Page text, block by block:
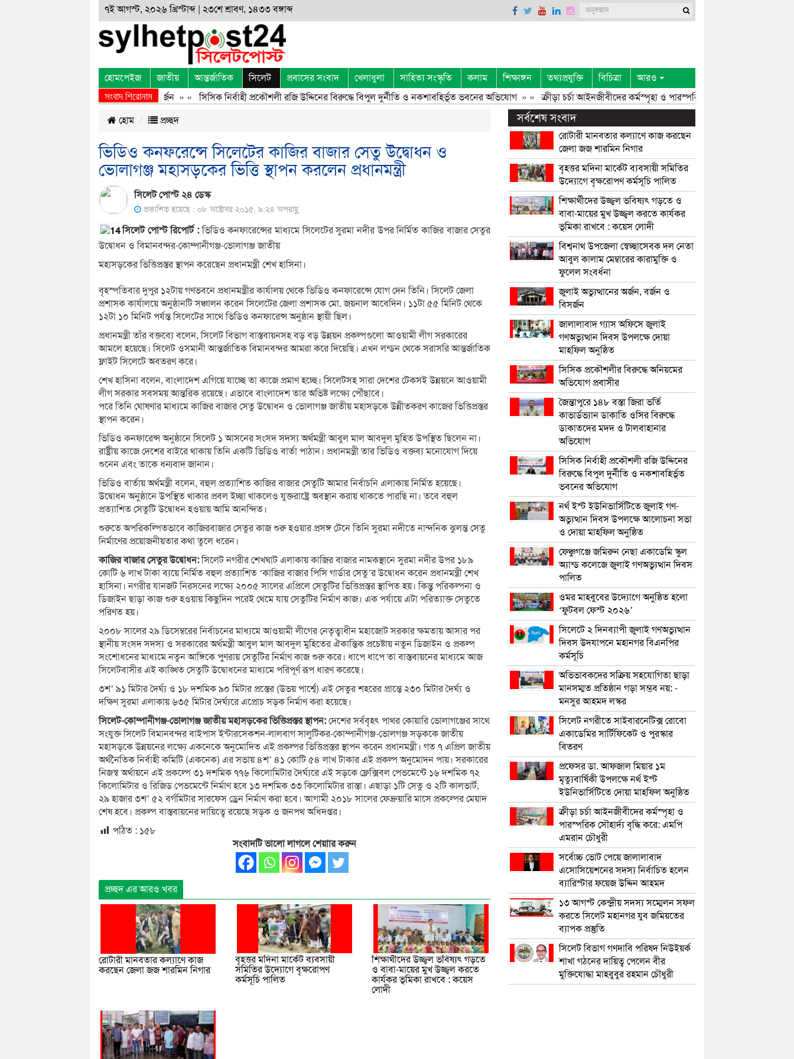
৭ই আগস্ট, ২০২৬ খ্রিস্টাব্দ | ২৩শে শ্রাবণ, ১৪৩৩ বঙ্গাব্দ
হোমপেইজ জাতীয় আন্তর্জাতিক সিলেট প্রবাসের সংবাদ খেলাধুলা সাহিত্য সংস্কৃতি কলাম শিক্ষাঙ্গন তথ্যপ্রযুক্তি বিচিত্রা আরও
সংবাদ শিরোনাম
জুলাই অভ্যুত্থানের অর্জন, বর্জন ও বিসর্জন » « সিসিক নির্বাহী প্রকৌশলী রজি উদ্দিনের বিরুদ্ধে বিপুল দুর্নীতি ও নকশাবহির্ভূত ভবনের অভিযোগ» « ক্রীড়া চর্চা আইনজীবীদের কর্মস্পৃহা ও পারস্পরিক সৌহার্দ্য বৃদ্ধি করে: এমপি
হোম
প্রচ্ছদ
ভিডিও কনফরেন্সে সিলেটের কাজির বাজার সেতু উদ্বোধন ও
ভোলাগঞ্জ মহাসড়কের ভিত্তি স্থাপন করলেন প্রধানমন্ত্রী
সিলেট পোস্ট ২৪ ডেস্ক
প্রকাশিত হয়েছে : ০৮ অক্টোবর ২০১৫, ৯:২৪ অপরাহ্ণ
সিলেট পোস্ট রিপোর্ট : ভিডিও কনফারেন্সের মাধ্যমে সিলেটের সুরমা নদীরউপর নির্মিত কাজির বাজার সেতুর
উদ্বোধন ও বিমানবন্দর-কোম্পানীগঞ্জ-ভোলাগঞ্জ জাতীয়
মহাসড়কের ভিত্তিপ্রস্তর স্থাপন করেছেন প্রধানমন্ত্রী শেখ হাসিনা।
বৃহস্পতিবার দুপুর ১২টায় গণভবনে প্রধানমন্ত্রীর কার্যালয় থেকে ভিডিও কনফারেন্সে যোগ দেন তিনি। সিলেট জেলা
প্রশাসক কার্যালয়ে অনুষ্ঠানটি সঞ্চালন করেন সিলেটের জেলা প্রশাসক মো. জয়নাল আবেদিন। ১১টা ৫৫ মিনিট থেকে
১২টা ১০ মিনিট পর্যন্ত সিলেটের সাথে ভিডিও কনফারেন্স অনুষ্ঠান স্থায়ী ছিল।
প্রধানমন্ত্রী তাঁর বক্তব্যে বলেন, সিলেট বিভাগ বাস্তবায়নসহ বড় বড় উন্নয়ন প্রকল্পগুলো আওয়ামী লীগ সরকারের
আমলে হয়েছে। সিলেট ওসমানী আন্তর্জাতিক বিমানবন্দর আমরা করে দিয়েছি। এখন লন্ডন থেকে সরাসরি আন্তর্জাতিক
ফ্লাইট সিলেটে অবতরণ করে।
শেখ হাসিনা বলেন, বাংলাদেশ এগিয়ে যাচ্ছে তা কাজে প্রমাণ হচ্ছে। সিলেটসহ সারা দেশের টেকসই উন্নয়নে আওয়ামী
লীগ সরকার সবসময় আন্তরিক রয়েছে। এভাবে বাংলাদেশ তার অভিষ্ট লক্ষ্যে পৌঁছাবে।
পরে তিনি ঘোষণার মাধ্যমে কাজির বাজার সেতু উদ্বোধন ও ভোলাগঞ্জ জাতীয় মহাসড়কে উন্নীতকরণ কাজের ভিত্তিপ্রস্তর
স্থাপন করেন।
ভিডিও কনফারেন্স অনুষ্ঠানে সিলেট ১ আসনের সংসদ সদস্য অর্থমন্ত্রী আবুল মাল আবদুল মুহিত উপস্থিত ছিলেন না।
রাষ্ট্রীয় কাজে দেশের বাইরে থাকায় তিনি একটি ভিডিও বার্তা পাঠান। প্রধানমন্ত্রী তার ভিডিও বক্তব্য মনোযোগ দিয়ে
শুনেন এবং তাকে ধন্যবাদ জানান।
ভিডিও বার্তায় অর্থমন্ত্রী বলেন, বহুল প্রত্যাশিত কাজির বাজার সেতুটি আমার নির্বাচনি এলাকায় নির্মিত হয়েছে।
উদ্বোধন অনুষ্ঠানে উপস্থিত থাকার প্রবল ইচ্ছা থাকলেও যুক্তরাষ্ট্রে অবস্থান করায় থাকতে পারছি না। তবে বহুল
প্রত্যাশিত সেতুটি উদ্বোধন হওয়ায় আমি আনন্দিত।
শুরুতে অপরিকল্পিতভাবে কাজিরবাজার সেতুর কাজ শুরু হওয়ার প্রসঙ্গ টেনে তিনি সুরমা নদীতে নান্দনিক ঝুলন্ত সেতু
নির্মাণের প্রয়োজনীয়তার কথা তুলে ধরেন।
কাজির বাজার সেতুর উদ্বোধন:সিলেট নগরীর শেখঘাট এলাকায় কাজির বাজার নামকস্থানে সুরমা নদীর উপর ১৮৯
কোটি ৬ লাখ টাকা ব্যয়ে নির্মিত বহুল প্রত্যাশিত ‘কাজির বাজার পিসি গার্ডার সেতু’র উদ্বোধন করেন প্রধানমন্ত্রী শেখ
হাসিনা। নগরীর যানজট নিরসনের লক্ষ্যে ২০০৫ সালের এপ্রিলে সেতুটির ভিত্তিপ্রস্তর স্থাপিত হয়। কিন্তু পরিকল্পনা ও
ডিজাইন ছাড়া কাজ শুরু হওয়ায় কিছুদিন পরেই থেমে যায় সেতুটির নির্মাণ কাজ। এক পর্যায়ে এটা পরিত্যাক্ত সেতুতে
পরিণত হয়।
২০০৮ সালের ২৯ ডিসেম্বরের নির্বাচনের মাধ্যমে আওয়ামী লীগের নেতৃত্বাধীন মহাজোট সরকার ক্ষমতায় আসার পর
স্থানীয় সংসদ সদস্য ও সরকারের অর্থমন্ত্রী আবুল মাল আবদুল মুহিতের ঐকান্তিক প্রচেষ্টায় নতুন ডিজাইন ও প্রকল্প
সংশোধনের মাধ্যমে নতুন আঙ্গিকে পুণরায় সেতুটির নির্মাণ কাজ শুরু করে। ধাপে ধাপে তা বাস্তবায়নের মাধ্যমে আজ
সিলেটবাসীর এই কাঙ্খিত সেতুটি উদ্বোধনের মাধ্যমে পরিপূর্ণ রূপ ধারণ করেছে।
৩শ’ ৯১ মিটার দৈর্ঘ্য ও ১৮ দশমিক ৯০ মিটার প্রস্তের (উভয় পার্শ্বে) এই সেতুর শহরের প্রান্তে ২৩০ মিটার দৈর্ঘ্য ও
দক্ষিণ সুরমা এলাকায় ৬৩৫ মিটার দৈর্ঘ্যরে এপ্রোচ সড়ক নির্মাণ করা হয়েছে।
সিলেট-কোম্পানীগঞ্জ-ভোলাগঞ্জ জাতীয় মহাসড়কের ভিত্তিপ্রস্তর স্থাপন: দেশের সর্ববৃহৎ পাথর কোয়ারি ভোলাগঞ্জের সাথে
সংযুক্ত সিলেট বিমানবন্দর বাইপাস ইন্টারসেকশন-লালবাগ সালুটিকর-কোম্পানীগঞ্জ-ভোলগঞ্জ সড়ককে জাতীয়
মহাসড়কে উন্নয়নের লক্ষ্যে একনেকে অনুমোদিত এই প্রকল্পর ভিত্তিপ্রস্তর স্থাপন করেন প্রধানমন্ত্রী। গত ৭ এপ্রিল জাতীয়
অর্থনৈতিক নির্বাহী কমিটি (একনেক) এর সভায় ৪শ’ ৪১ কোটি ৫৪ লাখ টাকার এই প্রকল্প অনুমোদন পায়। সরকারের
নিজস্ব অর্থায়নে এই প্রকল্পে ৩১ দশমিক ৭৭৬ কিলোমিটার দৈর্ঘ্যরে এই সড়কে ফ্লেক্সিবল পেভমেন্টে ১৬ দশমিক ৭২
কিলোমিটার ও রিজিড পেভমেন্টে নির্মাণ হবে ১৩ দশমিক ৩৩ কিলোমিটার রাস্তা। এছাড়া ১টি সেতু ও ২টি কালভার্ট,
২৯ হাজার ৩শ’ ৫২ বর্গমিটার সারফেস ড্রেন নির্মাণ করা হবে। আগামী ২০১৮ সালের ফেব্রুয়ারি মাসে প্রকল্পের মেয়াদ
শেষ হবে। প্রকল্প বাস্তবায়নের দায়িত্বে রয়েছে সড়ক ও জনপথ অধিদপ্তর।
পঠিত : ১৫৮
সংবাদটি ভালো লাগলে শেয়াার করুন
প্রচ্ছদ এর আরও খবর
রোটারী মানবতার কল্যাণে কাজ
করছেন জেলা জজ শারমিন নিগার
বৃহত্তর মদিনা মার্কেট ব্যবসায়ী
সমিতির উদ্যোগে বৃক্ষরোপণ
কর্মসূচি পালিত
শিক্ষার্থীদের উজ্জ্বল ভবিষ্যৎ গড়তে
ও বাবা-মায়ের মুখ উজ্জ্বল করতে
কার্যকর ভূমিকা রাখবে : কয়েস
লোদী
সর্বশেষ সংবাদ
রোটারী মানবতার কল্যাণে কাজ করছেন
জেলা জজ শারমিন নিগার
বৃহত্তর মদিনা মার্কেট ব্যবসায়ী সমিতির
উদ্যোগে বৃক্ষরোপণ কর্মসূচি পালিত
শিক্ষার্থীদের উজ্জ্বল ভবিষ্যৎ গড়তে ও
বাবা-মায়ের মুখ উজ্জ্বল করতে কার্যকর
ভূমিকা রাখবে : কয়েস লোদী
বিশ্বনাথ উপজেলা স্বেচ্ছাসেবক দল নেতা
আবুল কালাম মেম্বারের কারামুক্তি ও
ফুলেল সংবর্ধনা
জুলাই অভ্যুত্থানের অর্জন, বর্জন ও
বিসর্জন
জালালাবাদ গ্যাস অফিসে জুলাই
গণঅভ্যুত্থান দিবস উপলক্ষে দোয়া
মাহফিল অনুষ্ঠিত
সিসিক প্রকৌশলীর বিরুদ্ধে অনিয়মের
অভিযোগ প্রবাসীর
জৈন্তাপুরে ১৪৮ বস্তা জিরা ভর্তি
কাভার্ডভ্যান ডাকাতি ওসির বিরুদ্ধে
ডাকাতদের মদদ ও টালবাহানার
অভিযোগ
সিসিক নির্বাহী প্রকৌশলী রজি উদ্দিনের
বিরুদ্ধে বিপুল দুর্নীতি ও নকশাবহির্ভূত
ভবনের অভিযোগ
নর্থ ইস্ট ইউনিভার্সিটিতে জুলাই গণ-
অভ্যুত্থান দিবস উপলক্ষে আলোচনা সভা
ও দোয়া মাহফিল অনুষ্ঠিত
ফেঞ্চুগঞ্জে জমিরুন নেছা একাডেমি স্কুল
অ্যান্ড কলেজে জুলাই গণঅভ্যুত্থান দিবস
পালিত
ওমর মাহবুবের উদ্যোগে অনুষ্ঠিত হলো
‘ফুটবল ফেস্ট ২০২৬’
সিলেটে ২ দিনব্যাপী জুলাই গণঅভ্যুত্থান
দিবস উদযাপনে মহানগর বিএনপির
কর্মসূচি
অভিভাবকদের সক্রিয় সহযোগিতা ছাড়া
মানসম্মত প্রতিষ্ঠান গড়া সম্ভব নয়: -
মনসুর আহমদ লস্কর
সিলেট নগরীতে সাইবারনেটিক্স রোবো
একাডেমির সার্টিফিকেট ও পুরস্কার
বিতরণ
প্রফেসর ডা. আফজাল মিয়ার ১ম
মৃত্যুবার্ষিকী উপলক্ষে নর্থ ইস্ট
ইউনিভার্সিটিতে দোয়া মাহফিল অনুষ্ঠিত
ক্রীড়া চর্চা আইনজীবীদের কর্মস্পৃহা ও
পারস্পরিক সৌহার্দ্য বৃদ্ধি করে: এমপি
এমরান চৌধুরী
সর্বোচ্চ ভোট পেয়ে জালালাবাদ
এসোসিয়েশনের সদস্য নির্বাচিত হলেন
ব্যারিস্টার ফয়েজ উদ্দিন আহমদ
১৩ আগস্ট কেন্দ্রীয় সদস্য সম্মেলন সফল
করতে সিলেট মহানগর যুব জমিয়তের
ব্যাপক প্রস্তুতি
সিলেট বিভাগ গণদাবি পরিষদ নিউইয়র্ক
শাখা গঠনের দায়িত্ব পেলেন বীর
মুক্তিযোদ্ধা মাহবুবুর রহমান চৌধুরী